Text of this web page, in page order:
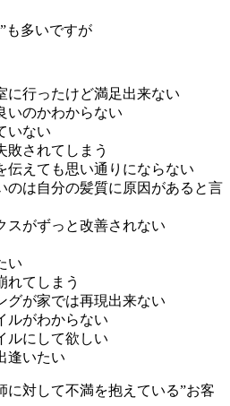
も多いですが
に行ったけど満足出来ない
いのかわからない
いない
敗されてしまう
伝えても思い通りにならない
のは自分の髪質に原因があると言
スがずっと改善されない
い
れてしまう
グが家では再現出来ない
ルがわからない
ルにして欲しい
逢いたい
に対して不満を抱えている”お客